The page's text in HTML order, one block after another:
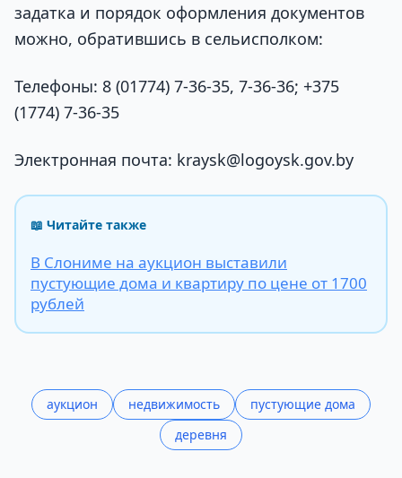
задатка и порядок оформления документов
можно, обратившись в сельисполком:
Телефоны: 8 (01774) 7-36-35, 7-36-36; +375
(1774) 7-36-35
Электронная почта: kraysk@logoysk.gov.by
📖 Читайте также
В Слониме на аукцион выставили
пустующие дома и квартиру по цене от 1700
рублей
аукцион недвижимость
пустующие дома
деревня